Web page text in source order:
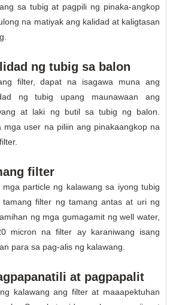
sa tubig at pagpili ng pinaka-angkop
na matiyak ang kalidad at kaligtasan
ng tubig sa balon
filter, dapat na isagawa muna ang
ng tubig upang maunawaan ang
at laki ng butil sa tubig ng balon.
mga user na piliin ang pinakaangkop na
filter
particle ng kalawang sa iyong tubig
filter ng tamang antas at uri ng
ng mga gumagamit ng well water,
micron na filter ay karaniwang isang
para sa pag-alis ng kalawang.
at pagpapalit
kalawang ang filter at maaapektuhan